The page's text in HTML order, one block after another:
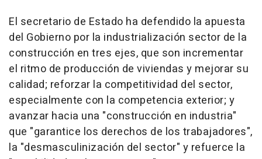
El secretario de Estado ha defendido la apuesta
del Gobierno por la industrialización sector de la
construcción en tres ejes, que son incrementar
el ritmo de producción de viviendas y mejorar su
calidad; reforzar la competitividad del sector,
especialmente con la competencia exterior; y
avanzar hacia una "construcción en industria"
que "garantice los derechos de los trabajadores",
la "desmasculinización del sector" y refuerce la